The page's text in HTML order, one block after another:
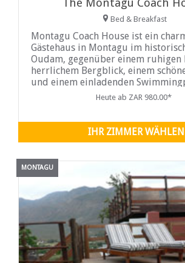
The Montagu Coach
Bed & Breakfast
Montagu Coach House ist ein
Gästehaus in Montagu im
Oudam, gegenüber einem ruhigen
herrlichem Bergblick, einem
und einem einladenden
haben die Wahl zwischen privaten,
Komfort und eine
Heute ab ZAR 980.00*
IHR ZIMMER WÄHLEN
MONTAGU